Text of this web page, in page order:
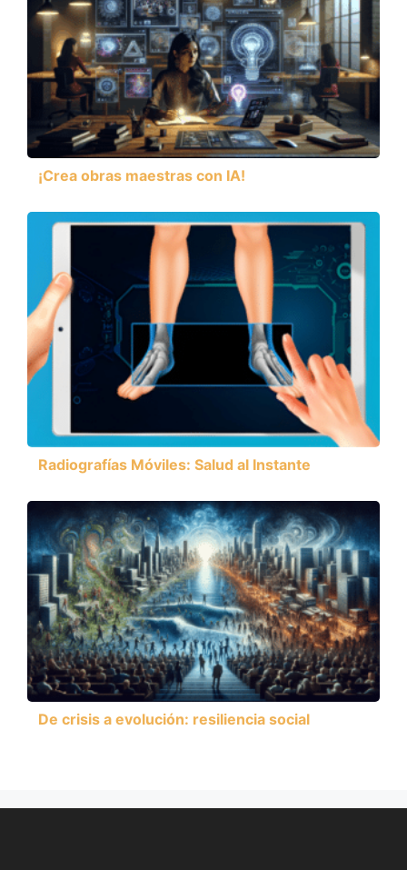
¡Crea obras maestras con IA!
Radiografías Móviles: Salud al Instante
De crisis a evolución: resiliencia social